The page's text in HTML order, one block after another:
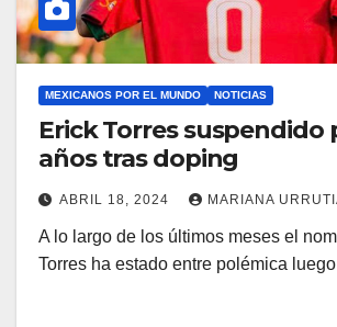
MEXICANOS POR EL MUNDO NOTICIAS
Erick Torres suspendido
años tras doping
ABRIL 18, 2024 MARIANA
A lo largo de los últimos meses el
Torres ha estado entre polémica